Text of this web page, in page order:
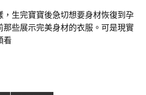
，生完寶寶後急切想要身材恢復到孕
那些展示完美身材的衣服。可是現實
看